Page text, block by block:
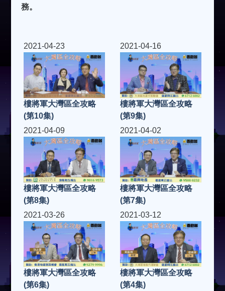
務。
2021-04-23
樓將軍大灣區全攻略
(第10集)
2021-04-16
樓將軍大灣區全攻略
(第9集)
2021-04-09
樓將軍大灣區全攻略
(第8集)
2021-04-02
樓將軍大灣區全攻略
(第7集)
2021-03-26
樓將軍大灣區全攻略
(第6集)
2021-03-12
樓將軍大灣區全攻略
(第4集)